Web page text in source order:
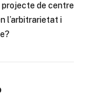
projecte de centre
l’arbitrarietat i